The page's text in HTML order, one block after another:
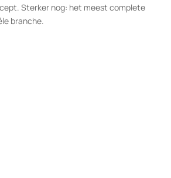
Sterker nog: het meest complete
branche.